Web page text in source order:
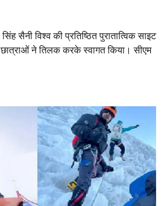
सैनी विश्व की प्रतिष्ठित पुरातात्विक साइट
ने तिलक करके स्वागत किया। सीएम